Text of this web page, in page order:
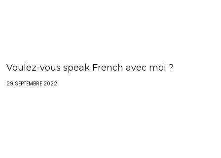
Voulez-vous speak French avec moi ?
29 SEPTEMBRE 2022